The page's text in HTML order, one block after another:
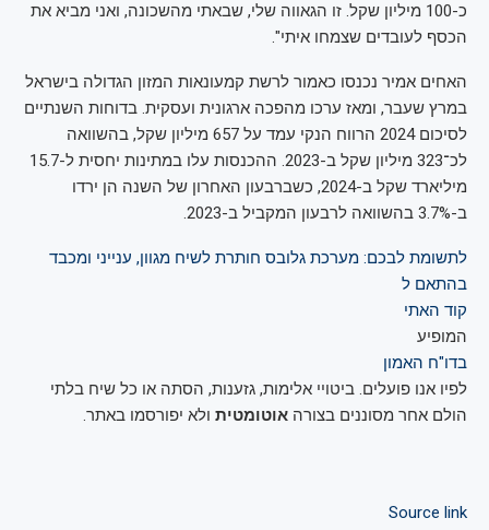
כ-100 מיליון שקל. זו הגאווה שלי, שבאתי מהשכונה, ואני מביא את
הכסף לעובדים שצמחו איתי".
האחים אמיר נכנסו כאמור לרשת קמעונאות המזון הגדולה בישראל
במרץ שעבר, ומאז ערכו מהפכה ארגונית ועסקית. בדוחות השנתיים
לסיכום 2024 הרווח הנקי עמד על 657 מיליון שקל, בהשוואה
לכ־323 מיליון שקל ב-2023. ההכנסות עלו במתינות יחסית ל-15.7
מיליארד שקל ב-2024, כשברבעון האחרון של השנה הן ירדו
ב-3.7% בהשוואה לרבעון המקביל ב-2023.
לתשומת לבכם: מערכת גלובס חותרת לשיח מגוון, ענייני ומכבד
בהתאם ל
קוד האתי
המופיע
בדו"ח האמון
לפיו אנו פועלים. ביטויי אלימות, גזענות, הסתה או כל שיח בלתי
הולם אחר מסוננים בצורה אוטומטית ולא יפורסמו באתר.
Source link